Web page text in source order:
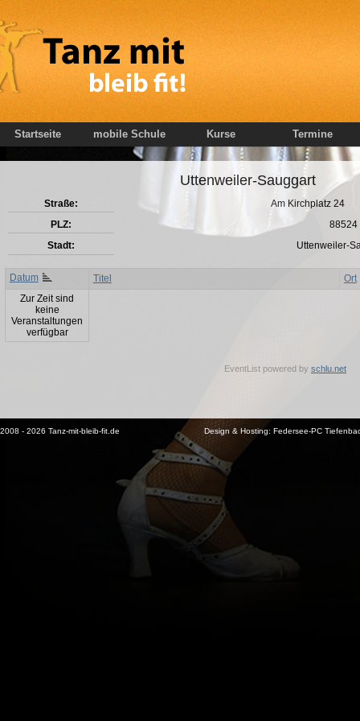
Uttenweiler-Sauggart
Straße:
Am Kirchplatz 24
PLZ:
88524
Stadt:
Uttenweiler-
Datum Titel
Ort
Zur Zeit sind
keine
Veranstaltungen
verfügbar
EventList powered by schlu.net
- 2026 Tanz-mit-bleib-fit.de Design & Hosting: Federsee-PC
Startseite mobile Schule Kurse Termine